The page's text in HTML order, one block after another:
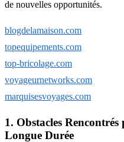
de nouvelles opportunités.
blogdelamaison.com
topequipements.com
top-bricolage.com
voyageurnetworks.com
marquisesvoyages.com
1. Obstacles
Longue Durée